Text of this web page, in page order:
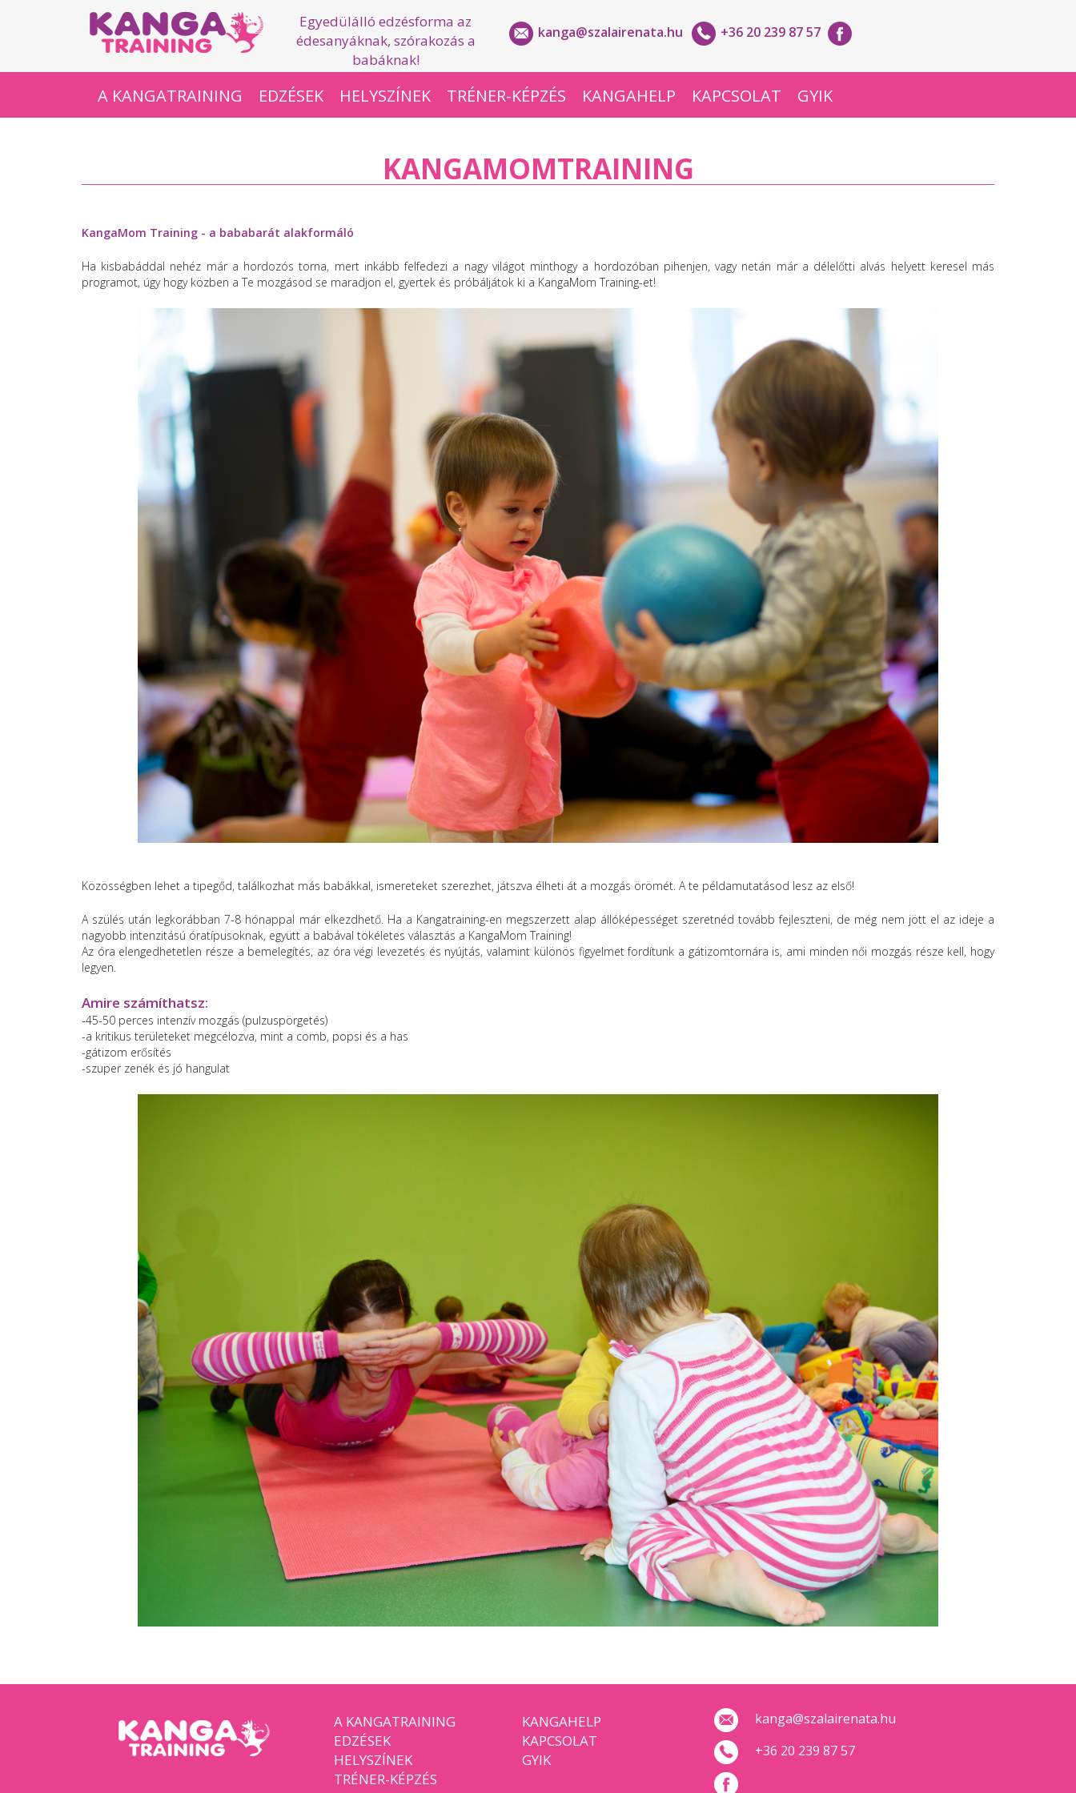
Egyedülálló edzésforma az
édesanyáknak, szórakozás a
babáknak!
kanga@szalairenata.hu +36 20 239 87 57
A KANGATRAINING EDZÉSEK HELYSZÍNEK TRÉNER-KÉPZÉS KANGAHELP KAPCSOLAT GYIK
KANGAMOMTRAINING
KangaMom Training - a bababarát alakformáló
Ha kisbabáddal nehéz már a hordozós torna, mert inkább felfedezi a nagy világot minthogy a hordozóban pihenjen, vagy netán már a délelőtti alvás helyett keresel más
programot, úgy hogy közben a Te mozgásod se maradjon el, gyertek és próbáljátok ki a KangaMom Training-et!
Közösségben lehet a tipegőd, találkozhat más babákkal, ismereteket szerezhet, játszva élheti át a mozgás örömét. A te példamutatásod lesz az első!
A szülés után legkorábban 7-8 hónappal már elkezdhető. Ha a Kangatraining-en megszerzett alap állóképességet szeretnéd tovább fejleszteni, de még nem jött el az ideje a
nagyobb intenzitású óratípusoknak, együtt a babával tökéletes választás a KangaMom Training!
Az óra elengedhetetlen része a bemelegítés, az óra végi levezetés és nyújtás, valamint különös figyelmet fordítunk a gátizomtornára is, ami minden női mozgás része kell, hogy
legyen.
Amire számíthatsz:
-45-50 perces intenzív mozgás (pulzuspörgetés)
-a kritikus területeket megcélozva, mint a comb, popsi és a has
-gátizom erősítés
-szuper zenék és jó hangulat
A KANGATRAINING
EDZÉSEK
HELYSZÍNEK
TRÉNER-KÉPZÉS
KANGAHELP
KAPCSOLAT
GYIK
kanga@szalairenata.hu
+36 20 239 87 57